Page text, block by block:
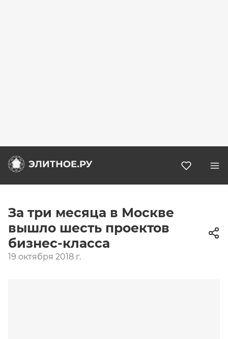
За три месяца в Москве
вышло шесть проектов
бизнес-класса
19 октября 2018 г.